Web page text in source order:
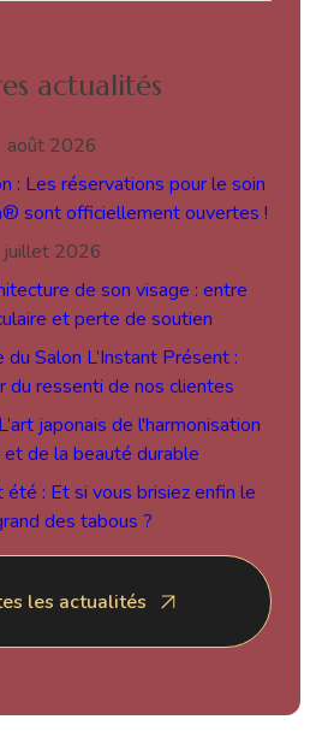
actualités
août 2026
: Les réservations pour le soin
sont officiellement ouvertes !
juillet 2026
de son visage : entre
et perte de soutien
Salon L’Instant Présent :
du ressenti de nos clientes
japonais de l'harmonisation
de la beauté durable
été : Et si vous brisiez enfin le
des tabous ?
les actualités